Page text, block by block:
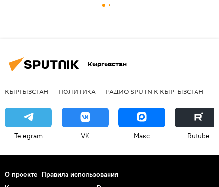
Кыргызстан
КЫРГЫЗСТАН ПОЛИТИКА РАДИО SPUTNIK КЫРГЫЗСТАН
Telegram VK Макс Rutube
О проекте Правила использования